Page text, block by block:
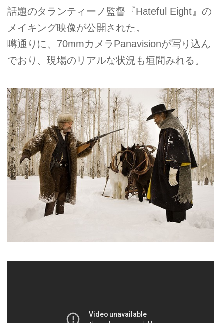
話題のタランティーノ監督『Hateful Eight』の
メイキング映像が公開された。
噂通りに、70mmカメラPanavisionが写り込ん
でおり、現場のリアルな状況も垣間みれる。